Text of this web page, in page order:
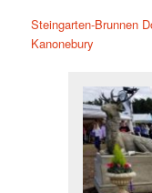
Steingarten-Brunnen
Kanonebury